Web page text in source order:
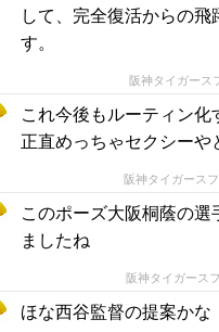
して、完全復活からの
す。
阪神タイガース
これ今後もルーティン化
正直めっちゃセクシーや
阪神タイガースフ
このポーズ大阪桐蔭の選
ましたね
阪神タイガース
ほな西谷監督の提案かな